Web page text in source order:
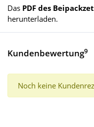
Das PDF des
herunterladen.
Kundenbewertung9
Noch keine